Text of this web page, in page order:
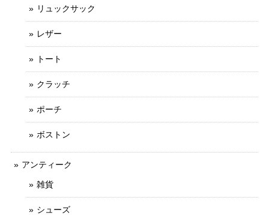
リュックサック
レザー
トート
クラッチ
ポーチ
ボストン
アンティーク
雑貨
シューズ